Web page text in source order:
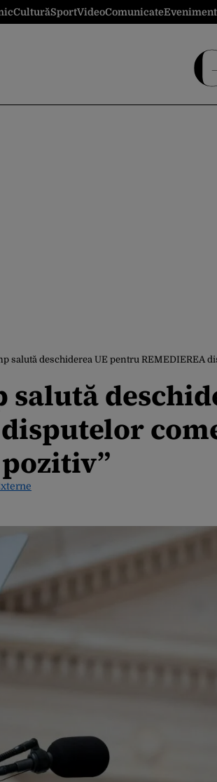
CulturăSportVideoComunicate
salută deschiderea UE pentru REMEDIEREA